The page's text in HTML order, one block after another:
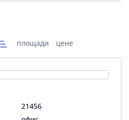
площади цене
21456